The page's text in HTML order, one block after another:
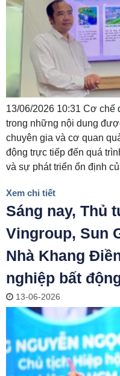
13/06/2026 10:31 Cơ chế
trong những nội dung
chuyên gia và cơ quan
động trực tiếp đến quá
và sự phát triển ổn định
Xem chi tiết
Sáng nay, Thủ
Vingroup, Sun
Nhà Khang
nghiệp bất
13-06-2026